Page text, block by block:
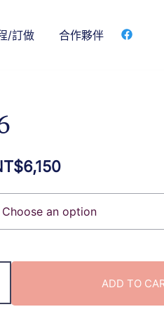
/訂做 合作夥伴
6,150
ADD TO